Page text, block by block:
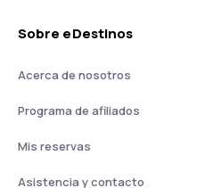
Sobre eDestinos
Acerca de nosotros
Programa de afiliados
Mis reservas
Asistencia y contacto